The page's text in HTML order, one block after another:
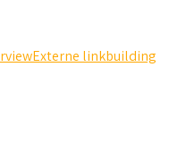
Externe linkbuilding